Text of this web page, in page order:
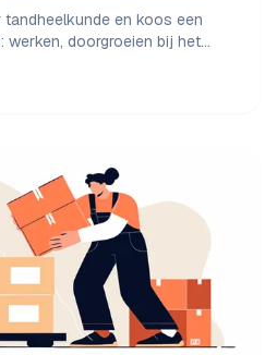
en koos een
werken, doorgroeien bij het